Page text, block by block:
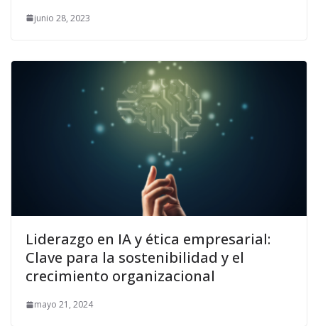
junio 28, 2023
Liderazgo en IA y ética empresarial:
Clave para la sostenibilidad y el
crecimiento organizacional
mayo 21, 2024